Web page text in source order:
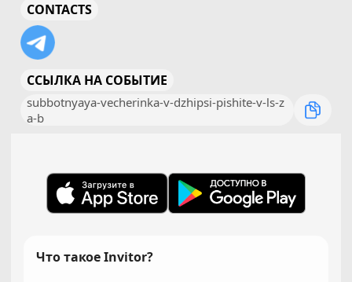
CONTACTS
ССЫЛКА НА СОБЫТИЕ
subbotnyaya-vecherinka-v-dzhipsi-pishite-v-ls-z
a-b
Что такое Invitor?